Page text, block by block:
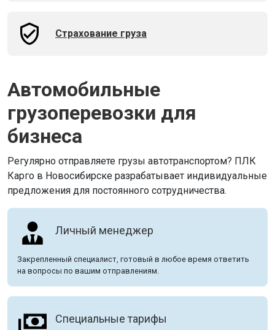
Страхование груза
Автомобильные
грузоперевозки для
бизнеса
Регулярно отправляете грузы автотранспортом? ПЛК
Карго в Новосибирске разрабатывает индивидуальные
предложения для постоянного сотрудничества.
Личный менеджер
Закрепленный специалист, готовый в любое время ответить
на вопросы по вашим отправлениям.
Специальные тарифы